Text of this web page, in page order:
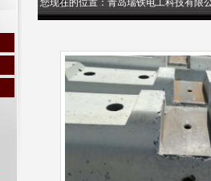
您现在的位置： 青岛瑞铁电工科技有限